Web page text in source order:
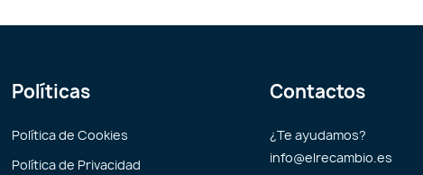
Políticas
Política de Cookies
Política de Privacidad
Contactos
¿Te ayudamos?
info@elrecambio.es